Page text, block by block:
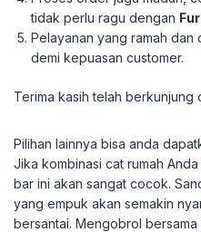
tidak perlu ragu dengan
Pelayanan yang ramah dan
demi kepuasan customer.
Terima kasih telah berkunjung
Pilihan lainnya bisa anda
Jika kombinasi cat rumah
bar ini akan sangat cocok.
yang empuk akan semakin
bersantai. Mengobrol